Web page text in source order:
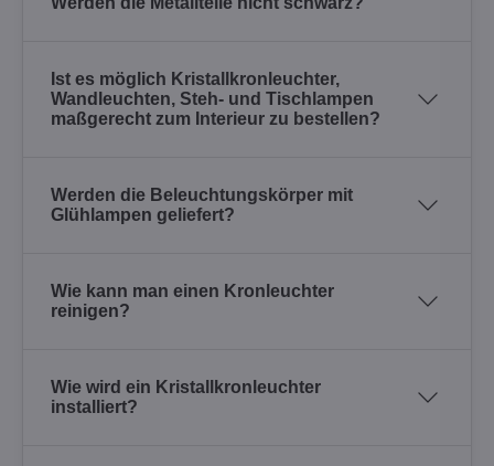
Ist es möglich Kristallkronleuchter,
Wandleuchten, Steh- und Tischlampen
maßgerecht zum Interieur zu bestellen?
Werden die Beleuchtungskörper mit
Glühlampen geliefert?
Wie kann man einen Kronleuchter
reinigen?
Wie wird ein Kristallkronleuchter
installiert?